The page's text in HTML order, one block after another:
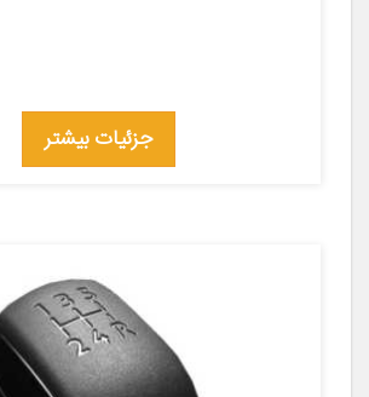
جزئیات بیشتر